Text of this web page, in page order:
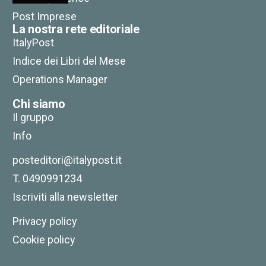
Post Imprese
La nostra rete editoriale
ItalyPost
Indice dei Libri del Mese
Operations Manager
Chi siamo
Il gruppo
Info
posteditori@italypost.it
T. 0490991234
Iscriviti alla newsletter
Privacy policy
Cookie policy